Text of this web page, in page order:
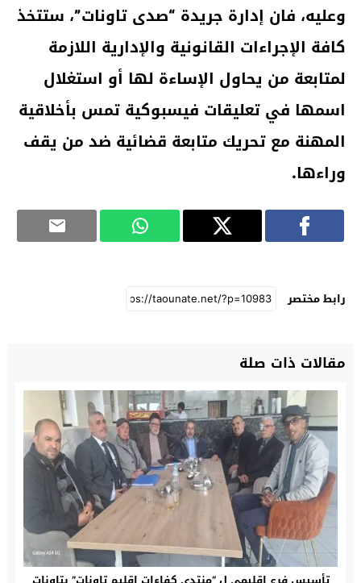
وعليه، فان إدارة جريدة “صدى تاونات”، ستتخذ
كافة الإجراءات القانونية والإدارية اللازمة
لمتابعة من يحاول الإساءة لها أو استغلال
اسمها في تعليقات فيسبوكية تمس بأخلاقية
المهنة مع تحريك متابعة قضائية ضد من يقف
وراءها.
رابط مختصر
مقالات ذات صلة